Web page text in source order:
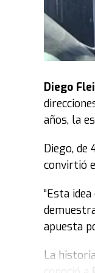
venganza”,
Parte de
estaba
las
primer
“Somos
vida
no es la
Gerardo
defensa
El cierre
Diego
años, la
Diego, de
convirtió
“Esta
apuesta
La